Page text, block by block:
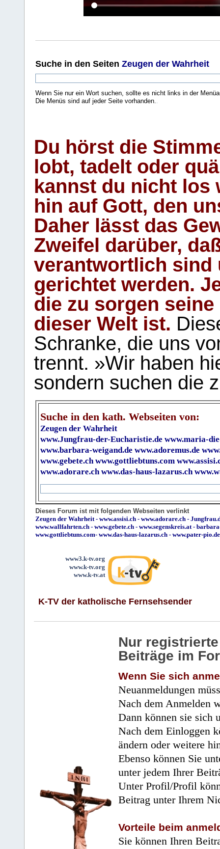
Suche in den Seiten Zeugen der Wahrheit
Wenn Sie nur ein Wort suchen, sollte es nicht links in der
Die Menüs sind auf jeder Seite vorhanden..
Du hörst die
lobt, tadelt oder
kannst du nicht los
hin auf Gott, den
Daher lässt das
Zweifel darüber,
verantwortlich sind
gerichtet werden.
die zu sorgen
dieser Welt ist.
Schranke, die uns
trennt. »Wir haben
sondern suchen die
Suche in den kath. Webseiten von:
Zeugen der Wahrheit
www.Jungfrau-der-Eucharistie.de www.maria-
www.barbara-weigand.de www.adoremus.de
www.gebete.ch www.gottliebtuns.com
www.adorare.ch www.das-haus-lazarus.ch
Dieses Forum ist mit folgenden Webseiten verlinkt
Zeugen der Wahrheit- www.assisi.ch - www.adorare.ch -
www.wallfahrten.ch - www.gebete.ch - www.segenskreis.at-
www.gottliebtuns.com- www.das-haus-lazarus.ch - www.pater-pio.de
www3.k-tv.org
www.k-tv.org
www.k-tv.at
K-TV der katholische Fernsehsender
Nur
Beiträge im
Wenn Sie sich
Neuanmeldungen
Nach dem Anmelden
Dann können sie sich
Nach dem Einloggen
ändern oder weitere
Ebenso können Sie
unter jedem Ihrer
Unter Profil/Profil
Beitrag unter Ihrem
Vorteile beim
Sie können Ihren